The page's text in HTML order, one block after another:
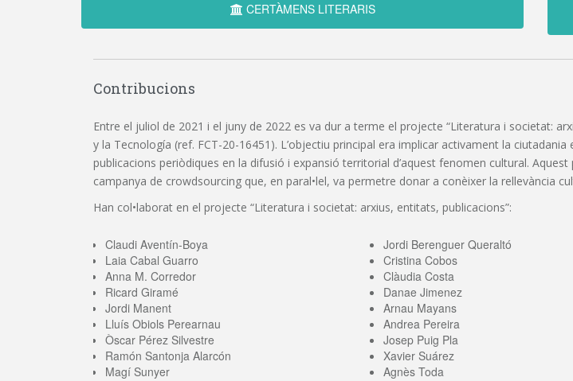
CERTÀMENS LITERARIS
Contribucions
Entre el juliol de 2021 i el juny de 2022 es va dur a terme el projecte “Literatura i societat:
y la Tecnología (ref. FCT-20-16451). L’objectiu principal era implicar activament la
publicacions periòdiques en la difusió i expansió territorial d’aquest fenomen cultural.
campanya de crowdsourcing que, en paral•lel, va permetre donar a conèixer la rellevància
Han col•laborat en el projecte “Literatura i societat: arxius, entitats, publicacions”:
Claudi Aventín-Boya Jordi Berenguer Queraltó
Laia Cabal Guarro
Cristina Cobos
Anna M. Corredor
Clàudia Costa
Ricard Giramé
Danae Jimenez
Jordi Manent
Arnau Mayans
Lluís Obiols Perearnau
Andrea Pereira
Òscar Pérez Silvestre
Josep Puig Pla
Ramón Santonja Alarcón
Xavier Suárez
Magí Sunyer
Agnès Toda